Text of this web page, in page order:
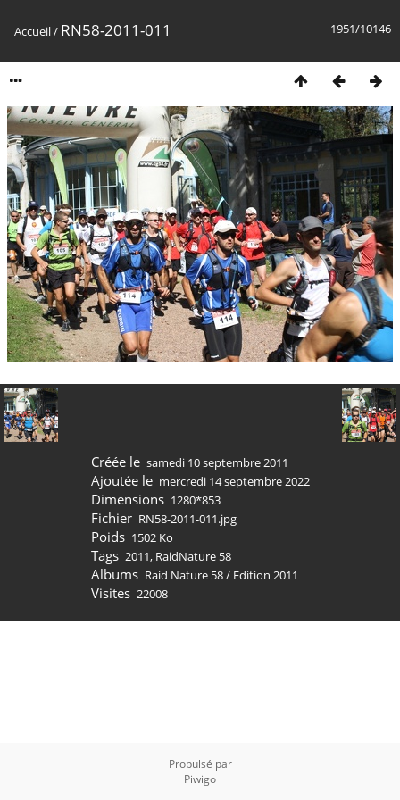
1951/10146
Accueil/ RN58-2011-011
Créée le samedi 10 septembre 2011
Ajoutée le mercredi 14 septembre 2022
Dimensions 1280*853
Fichier RN58-2011-011.jpg
Poids 1502 Ko
Tags 2011, RaidNature 58
Albums Raid Nature 58/ Edition 2011
Visites 22008
Propulsé par
Piwigo